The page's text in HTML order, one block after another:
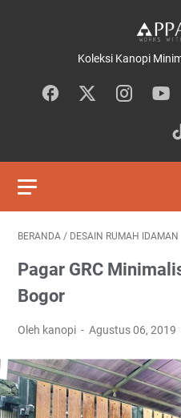
Koleksi Kanopi
BERANDA / DESAIN RUMAH IDAMAN
Pagar GRC
Bogor
Oleh kanopi Agustus 06, 2019